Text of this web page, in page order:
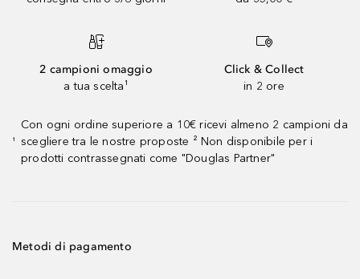
2 campioni omaggio
a tua scelta¹
Click & Collect
in 2 ore
¹
Con ogni ordine superiore a 10€ ricevi almeno 2 campioni da
scegliere tra le nostre proposte ² Non disponibile per i
prodotti contrassegnati come "Douglas Partner"
Metodi di pagamento